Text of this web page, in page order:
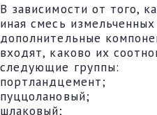
В зависимости от того,
иная смесь
дополнительные
входят, каково их
следующие группы:
портландцемент;
пуццолановый;
шлаковый;